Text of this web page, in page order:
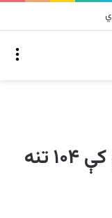
په غزه د اسرائیلو بریدونو کې ۱۰۴ تنه